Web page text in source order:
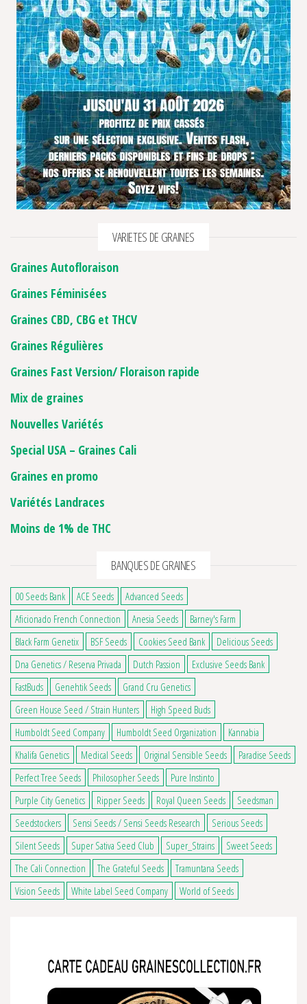
VARIETES DE GRAINES
Graines Autofloraison
Graines Féminisées
Graines CBD, CBG et THCV
Graines Régulières
Graines Fast Version/ Floraison rapide
Mix de graines
Nouvelles Variétés
Special USA – Graines Cali
Graines en promo
Variétés Landraces
Moins de 1% de THC
BANQUES DE GRAINES
00 Seeds Bank ACE Seeds
Advanced Seeds
Aficionado French Connection
Anesia Seeds
Barney's Farm
Black Farm Genetix
BSF Seeds Cookies Seed Bank
Delicious Seeds
Dna Genetics / Reserva Privada
Dutch Passion
Exclusive Seeds Bank
FastBuds
Genehtik Seeds
Grand Cru Genetics
Green House Seed / Strain Hunters
High Speed Buds
Humboldt Seed Company
Humboldt Seed Organization
Kannabia
Khalifa Genetics
Medical Seeds Original Sensible Seeds
Paradise Seeds
Perfect Tree Seeds
Philosopher Seeds
Pure Instinto
Purple City Genetics
Ripper Seeds Royal Queen Seeds
Seedsman
Seedstockers
Sensi Seeds / Sensi Seeds Research
Serious Seeds
Silent Seeds
Super Sativa Seed Club Super_Strains
Sweet Seeds
The Cali Connection
The Grateful Seeds
Tramuntana Seeds
Vision Seeds
White Label Seed Company World of Seeds